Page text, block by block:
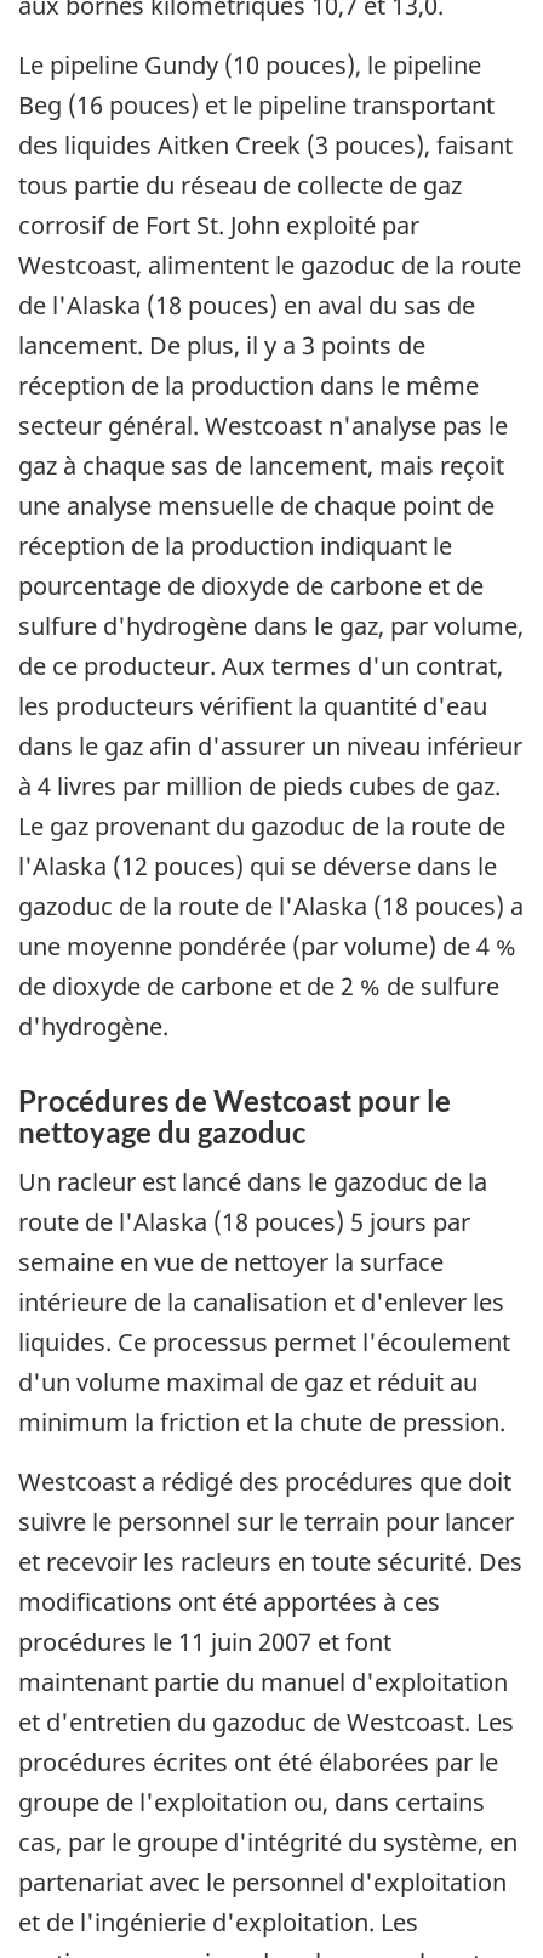
Le pipeline Gundy (10 pouces), le pipeline
Beg (16 pouces) et le pipeline transportant
des liquides Aitken Creek (3 pouces), faisant
tous partie du réseau de collecte de gaz
corrosif de Fort St. John exploité par
Westcoast, alimentent le gazoduc de la route
de l'Alaska (18 pouces) en aval du sas de
lancement. De plus, il y a 3 points de
réception de la production dans le même
secteur général. Westcoast n'analyse pas le
gaz à chaque sas de lancement, mais reçoit
une analyse mensuelle de chaque point de
réception de la production indiquant le
pourcentage de dioxyde de carbone et de
sulfure d'hydrogène dans le gaz, par volume,
de ce producteur. Aux termes d'un contrat,
les producteurs vérifient la quantité d'eau
dans le gaz afin d'assurer un niveau inférieur
à 4 livres par million de pieds cubes de gaz.
Le gaz provenant du gazoduc de la route de
l'Alaska (12 pouces) qui se déverse dans le
gazoduc de la route de l'Alaska (18 pouces) a
une moyenne pondérée (par volume) de 4 %
de dioxyde de carbone et de 2 % de sulfure
d'hydrogène.
Procédures de Westcoast pour le
nettoyage du gazoduc
Un racleur est lancé dans le gazoduc de la
route de l'Alaska (18 pouces) 5 jours par
semaine en vue de nettoyer la surface
intérieure de la canalisation et d'enlever les
liquides. Ce processus permet l'écoulement
d'un volume maximal de gaz et réduit au
minimum la friction et la chute de pression.
Westcoast a rédigé des procédures que doit
suivre le personnel sur le terrain pour lancer
et recevoir les racleurs en toute sécurité. Des
modifications ont été apportées à ces
procédures le 11 juin 2007 et font
maintenant partie du manuel d'exploitation
et d'entretien du gazoduc de Westcoast. Les
procédures écrites ont été élaborées par le
groupe de l'exploitation ou, dans certains
cas, par le groupe d'intégrité du système, en
partenariat avec le personnel d'exploitation
et de l'ingénierie d'exploitation. Les